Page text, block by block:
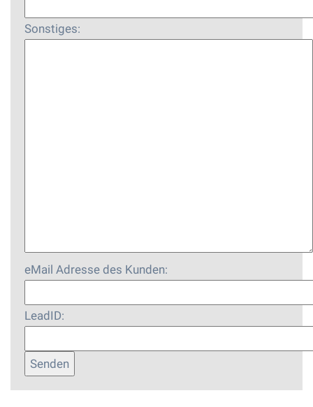
Sonstiges:
eMail Adresse des Kunden:
LeadID: